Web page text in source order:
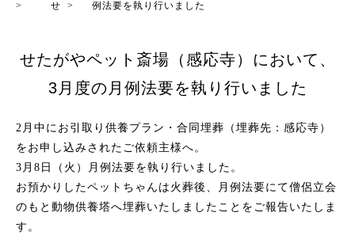
>
せ >
例法要を執り行いました
せたがやペット斎場（感応寺）において、
3月度の月例法要を執り行いました
2月中にお引取り供養プラン・合同埋葬（埋葬先：感応寺）
をお申し込みされたご依頼主様へ。
3月8日（火）月例法要を執り行いました。
お預かりしたペットちゃんは火葬後、月例法要にて僧侶立会
のもと動物供養塔へ埋葬いたしましたことをご報告いたしま
す。